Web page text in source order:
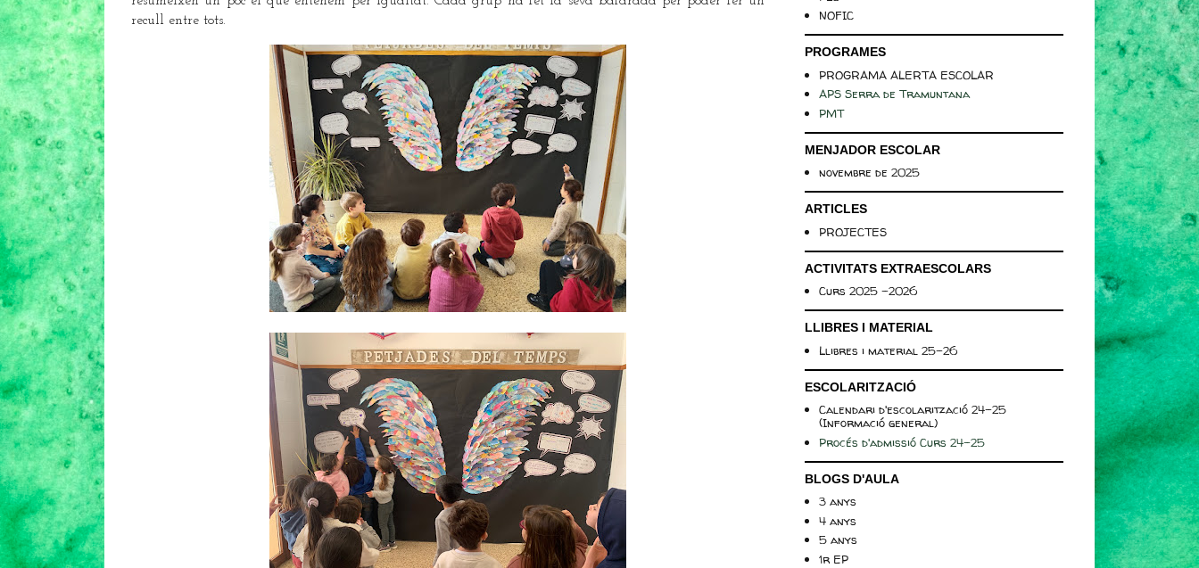
recull entre tots.
NOFIC
PROGRAMES
PROGRAMA ALERTA ESCOLAR
APS Serra de Tramuntana
PMT
MENJADOR ESCOLAR
novembre de 2025
ARTICLES
PROJECTES
ACTIVITATS EXTRAESCOLARS
Curs 2025 -2026
LLIBRES I MATERIAL
Llibres i material 25-26
ESCOLARITZACIÓ
Calendari d'escolarització 24-25
(Informació general)
Procés d'admissió Curs 24-25
BLOGS D'AULA
3 anys
4 anys
5 anys
1r EP